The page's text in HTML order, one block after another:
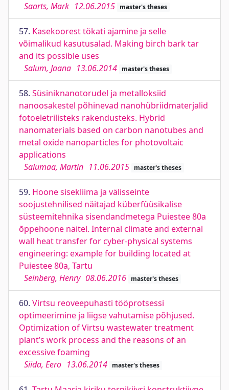
Saarts, Mark 12.06.2015 master's theses
57. Kasekoorest tökati ajamine ja selle
võimalikud kasutusalad. Making birch bark tar
and its possible uses
Salum, Jaana 13.06.2014 master's theses
58. Süsiniknanotorudel ja metalloksiid
nanoosakestel põhinevad nanohübriidmaterjalid
fotoeletrilisteks rakendusteks. Hybrid
nanomaterials based on carbon nanotubes and
metal oxide nanoparticles for photovoltaic
applications
Salumaa, Martin 11.06.2015 master's theses
59. Hoone sisekliima ja välisseinte
soojustehnilised näitajad küberfüüsikalise
süsteemitehnika sisendandmetega Puiestee 80a
õppehoone näitel. Internal climate and external
wall heat transfer for cyber-physical systems
engineering: example for building located at
Puiestee 80a, Tartu
Seinberg, Henry 08.06.2016 master's theses
60. Virtsu reoveepuhasti tööprotsessi
optimeerimine ja liigse vahutamise põhjused.
Optimization of Virtsu wastewater treatment
plant’s work process and the reasons of an
excessive foaming
Siida, Eero 13.06.2014 master's theses